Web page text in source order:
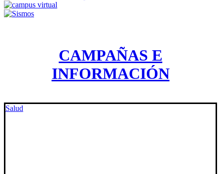
CAMPAÑAS E
INFORMACIÓN
Salud